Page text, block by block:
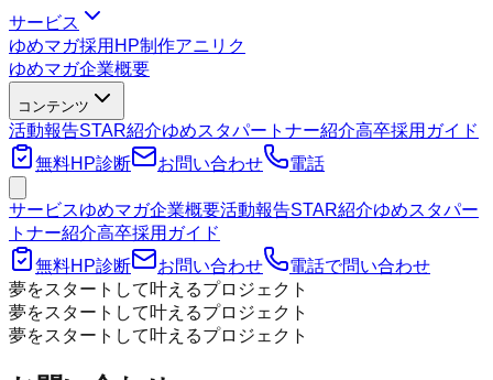
サービス
ゆめマガ採用HP制作アニリク
ゆめマガ企業概要
コンテンツ
活動報告STAR紹介ゆめスタパートナー紹介高卒採用ガイド
無料HP診断
お問い合わせ 電話
サービスゆめマガ企業概要活動報告STAR紹介ゆめスタパー
トナー紹介高卒採用ガイド
無料HP診断
お問い合わせ
電話で問い合わせ
夢をスタートして叶えるプロジェクト
夢をスタートして叶えるプロジェクト
夢をスタートして叶えるプロジェクト